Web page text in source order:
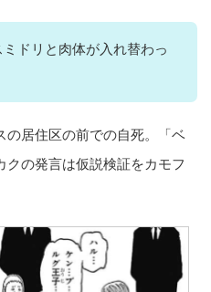
ドリと肉体が入れ替わっ
の居住区の前での自死。「ベ
クの発言は仮説検証をカモフ